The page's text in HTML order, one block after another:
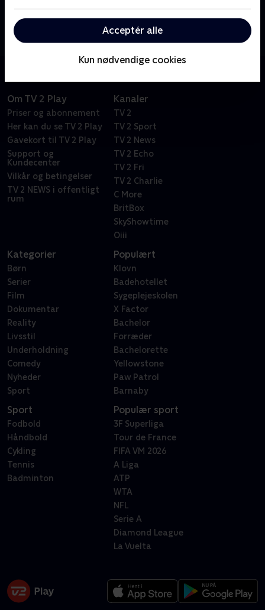
Acceptér alle
Kun nødvendige cookies
konfrontere traumerne fra sin fortid uden at falde
tilbage i gamle mønstre og et liv med kaos og
Om TV 2 Play
Priser og abonnement
Her kan du se TV 2 Play
Gavekort til TV 2 Play
Support og
Kundecenter
Vilkår og betingelser
TV 2 NEWS i offentligt
rum
Kanaler
TV 2
TV 2 Sport
TV 2 News
TV 2 Echo
TV 2 Fri
TV 2 Charlie
C More
BritBox
SkyShowtime
Oiii
Kategorier
Børn
Serier
Film
Dokumentar
Reality
Livsstil
Underholdning
Comedy
Nyheder
Sport
Populært
Klovn
Badehotellet
Sygeplejeskolen
X Factor
Bachelor
Forræder
Bachelorette
Yellowstone
Paw Patrol
Barnaby
Sport
Fodbold
Håndbold
Cykling
Tennis
Badminton
Populær sport
3F Superliga
Tour de France
FIFA VM 2026
A Liga
ATP
WTA
NFL
Serie A
Diamond League
La Vuelta